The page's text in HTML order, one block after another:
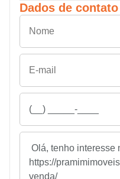
Dados de contato